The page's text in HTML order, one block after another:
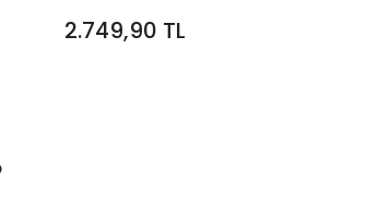
2.749,90 TL